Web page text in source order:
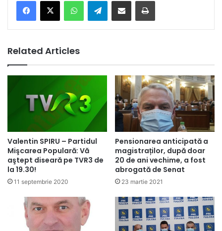
Related Articles
Valentin SPIRU – Partidul
Mişcarea Populară: Vă
aştept diseară pe TVR3 de
la 19.30!
11 septembrie 2020
Pensionarea anticipată a
magistraților, după doar
20 de ani vechime, a fost
abrogată de Senat
23 martie 2021